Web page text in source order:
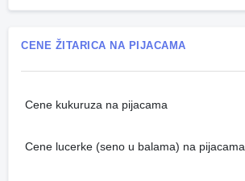
CENE ŽITARICA NA PIJACAMA
Cene kukuruza na pijacama
Cene lucerke (seno u balama) na pijacama